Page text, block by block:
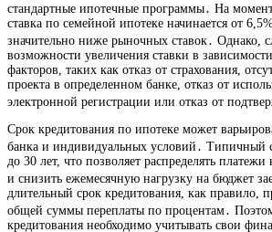
стандартные ипотечные программы․ На
ставка по семейной ипотеке начинается от
значительно ниже рыночных ставок․ Однако,
возможности увеличения ставки в
факторов, таких как отказ от страхования,
проекта в определенном банке, отказ от
электронной регистрации или отказ от
Срок кредитования по ипотеке может
банка и индивидуальных условий․ Типичный
до 30 лет, что позволяет распределять
и снизить ежемесячную нагрузку на бюджет
длительный срок кредитования, как правило,
общей суммы переплаты по процентам․
кредитования необходимо учитывать свои